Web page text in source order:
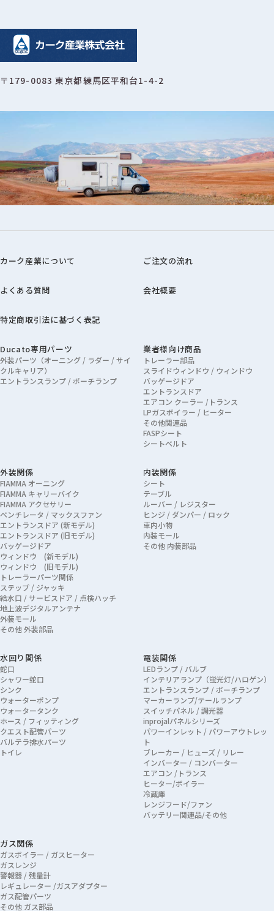
〒179-0083 東京都練馬区平和台1-4-2
カーク産業について ご注文の流れ
よくある質問 会社概要
特定商取引法に基づく表記
Ducato専用パーツ
外装パーツ（オーニング / ラダー / サイ
クルキャリア）
エントランスランプ / ポーチランプ
業者様向け商品
トレーラー部品
スライドウィンドウ / ウィンドウ
バッゲージドア
エントランスドア
エアコン クーラー /トランス
LPガスボイラー / ヒーター
その他関連品
FASPシート
シートベルト
外装関係
FIAMMA オーニング
FIAMMA キャリーバイク
FIAMMA アクセサリー
ベンチレータ / マックスファン
エントランスドア (新モデル)
エントランスドア (旧モデル)
バッゲージドア
ウィンドウ (新モデル)
ウィンドウ (旧モデル)
トレーラーパーツ関係
ステップ / ジャッキ
給水口 / サービスドア / 点検ハッチ
地上波デジタルアンテナ
外装モール
その他 外装部品
内装関係
シート
テーブル
ルーバー / レジスター
ヒンジ / ダンパー / ロック
車内小物
内装モール
その他 内装部品
水回り関係
蛇口
シャワー蛇口
シンク
ウォーターポンプ
ウォータータンク
ホース / フィッティング
クエスト配管パーツ
バルテラ排水パーツ
トイレ
電装関係
LEDランプ / バルブ
インテリアランプ（蛍光灯/ハロゲン）
エントランスランプ / ポーチランプ
マーカーランプ/テールランプ
スイッチパネル / 調光器
inprojalパネルシリーズ
パワーインレット / パワーアウトレッ
ト
ブレーカー / ヒューズ / リレー
インバーター / コンバーター
エアコン /トランス
ヒーター/ボイラー
冷蔵庫
レンジフード/ファン
バッテリー関連品/その他
ガス関係
ガスボイラー / ガスヒーター
ガスレンジ
警報器 / 残量計
レギュレーター /ガスアダプター
ガス配管パーツ
その他 ガス部品